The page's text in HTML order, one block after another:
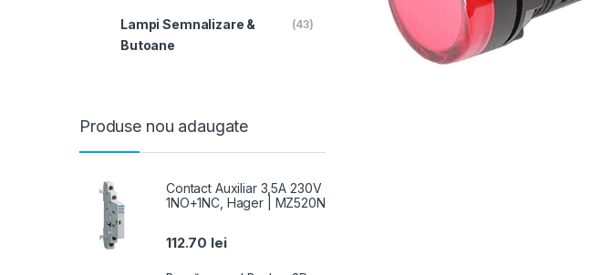
Lampi Semnalizare &
Butoane
(43)
Produse nou adaugate
Contact Auxiliar 3,5A 230V
1NO+1NC, Hager | MZ520N
112.70 lei